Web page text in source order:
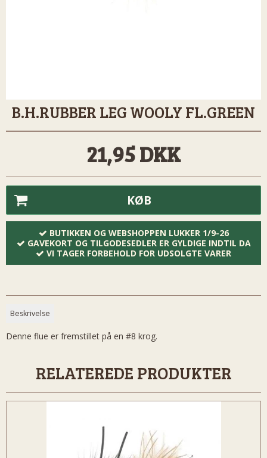
B.H.RUBBER LEG WOOLY FL.GREEN
21,95 DKK
KØB
BUTIKKEN OG WEBSHOPPEN LUKKER 1/9-26
GAVEKORT OG TILGODESEDLER ER GYLDIGE INDTIL DA
VI TAGER FORBEHOLD FOR UDSOLGTE VARER
Beskrivelse
Denne flue er fremstillet på en #8 krog.
RELATEREDE PRODUKTER